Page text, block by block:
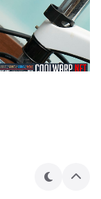
테
상